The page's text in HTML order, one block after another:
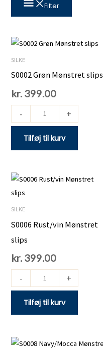
Filter
SILKE
S0002 Grøn Mønstret slips
kr. 399.00
-
S0002
Grøn
Mønstret
antal
+
Tilføj til kurv
SILKE
S0006 Rust/vin Mønstret
slips
kr. 399.00
-
S0006
Rust/vin
Mønstret
+
Tilføj til kurv
S0008